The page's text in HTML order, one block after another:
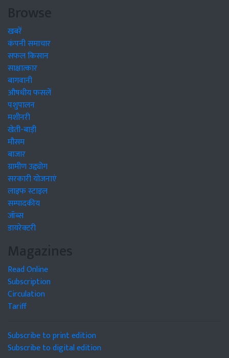
Browse
खबरें
कंपनी समाचार
सफल किसान
साक्षात्कार
बागवानी
औषधीय फसलें
पशुपालन
मशीनरी
खेती-बाड़ी
मौसम
बाजार
ग्रामीण उद्द्योग
सरकारी योजनाएं
लाइफ स्टाइल
सम्पादकीय
जॉब्स
डायरेक्टरी
Magazines
Read Online
Subscription
Circulation
Tariff
Subscribe to print edition
Subscribe to digital edition